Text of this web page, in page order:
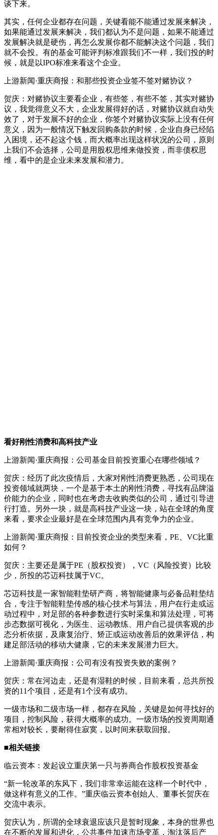
谈下来。
其实，任何企业都存在问题，关键看能不能通过发展来解决，
如果能通过发展来解决，我们都认为不是问题，如果不能通过
发展解决就是硬伤，再怎么发展你都不能解决这个问题，我们
就不会投。有的基金可能评判标准跟我们不一样，我们投的时
候，就是以IPO标准来看这个企业。
上游新闻·重庆商报：和那些投资企业签不签对赌协议？
贺庆：对赌协议主要看企业，有些签，有些不签，其实对赌协
议，我觉得意义不大，企业发展得好的话，对赌协议就自动失
效了，对于发展不好的企业，你签个对赌协议实际上没有任何
意义，因为一般情况下触发回购条款的时候，企业自身已经陷
入困境，还不起这个钱，而大概率出现这样状况的公司，原则
上我们不会选择，公司是用股权思维来做投资，而非债权思
维，看中的是企业未来发展和潜力。
看好刚性消费和高科技产业
上游新闻·重庆商报：公司基金目前投资重心在哪些领域？
贺庆：经历了此次疫情后，大家对刚性消费更熟悉，公司现在
投资领域就两块，一个是基于本土的刚性消费，寻找有品牌溢
价能力的企业，同时也在考虑去收购类似的公司，通过引导进
行打造。另外一块，就是高科技产业这一块，站在全球的角度
来看，要求企业最好是在全球范围内具有竞争力的企业。
上游新闻·重庆商报：目前投资企业的类型来看，PE、VC比重
如何？
贺庆：主要还是属于PE（股权投资），VC（风险投资）比较
少，所投的芯迈科技属于VC。
芯迈科技是一家智能鞋垫研产商，将智能健康与必备品鞋垫结
合，专注于智能鞋垫传感的核心技术与算法，用户在行走或运
动过程中，对足部的各种参数进行实时采集和算法处理，可将
步态数据可视化，为医生、运动教练、用户自己提供客观的步
态分析依据，及康复治疗、矫正或运动改善后的效果评估，构
建足部活动的移动大健康，它的未来发展潜力巨大。
上游新闻·重庆商报：公司有没有投资失败的案例？
贺庆：常在河边走，还是有湿鞋的时候，目前来看，总共所投
资的11个项目，还是有1个没有成功。
一级市场和二级市场一样，都存在风险，关键是如何寻找好的
项目，控制风险，获得大概率的成功。一级市场的投资周期通
常相对较长，要耐得住寂寞，以时间来获取回报。
■相关链接
临云资本：发起设立重庆第一只与券商合作股权投资基金
“新一轮改革的东风下，我们非常幸运能在这样一个时代中，
做这样有意义的工作。”重庆临云资本创始人、董事长贺庆在
交流中表示。
贺庆认为，所谓的全球衰退应该只是暂时现象，本身的世界也
在不断的发展和进化，公共事件加速市场变革，淘汰落后产